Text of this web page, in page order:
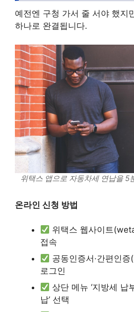
예전엔 구청 가서 줄 서야 했지
하나로 완결됩니다.
위택스 앱으로 자동차세 연납을 5
온라인 신청 방법
위택스 웹사이트
접속
공동인증서·간편인
로그인
상단 메뉴 ‘지방세 납
납’ 선택